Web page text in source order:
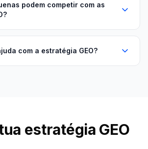
podem competir com as
com a estratégia GEO?
estratégia GEO